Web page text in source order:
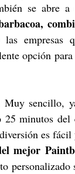
se abre
empresas
opción
Muy sencillo,
minutos del
es fácil
mejor